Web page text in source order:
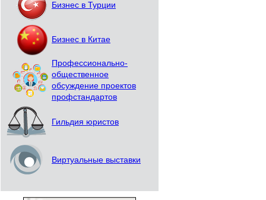
Бизнес в Турции
Бизнес в Китае
Профессионально-
общественное
обсуждение проектов
профстандартов
Гильдия юристов
Виртуальные выставки